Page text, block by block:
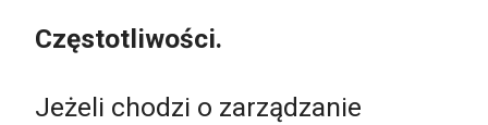
Częstotliwości.
Jeżeli chodzi o zarządzanie